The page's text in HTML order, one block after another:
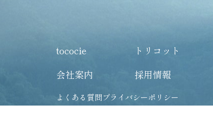
tococie トリコット
会社案内
採用情報
よくある質問プライバシーポリシー